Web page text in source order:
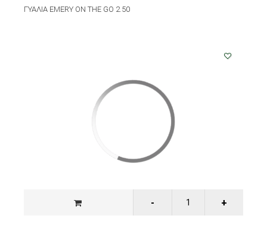
ΓΥΑΛΙΑ EMERY ON THE GO 2.50